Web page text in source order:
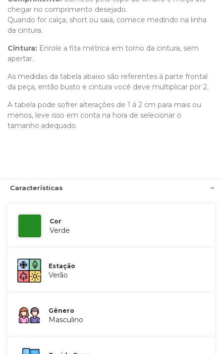
chegar no comprimento desejado.
Quando for calça, short ou saia, comece medindo na linha
da cintura.
Cintura: Enrole a fita métrica em torno da cintura, sem
apertar.
As medidas da tabela abaixo são referentes á parte frontal
da peça, então busto e cintura você deve multiplicar por 2.
A tabela pode sofrer alterações de 1 á 2 cm para mais ou
menos, leve isso em conta na hora de selecionar o
tamanho adequado.
Características
Cor
Verde
Estação
Verão
Gênero
Masculino